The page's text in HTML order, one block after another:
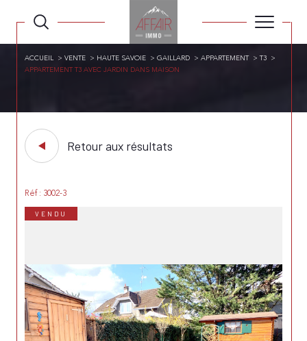
ACCUEIL VENTE HAUTE SAVOIE GAILLARD APPARTEMENT
T3
APPARTEMENT T3 AVEC JARDIN DANS MAISON
Retour aux résultats
Réf : 3002-3
VENDU